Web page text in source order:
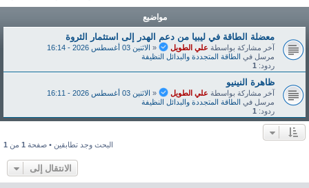
مواضيع
معضلة الطاقة في ليبيا من دعم الهدر إلى استثمار الثروة
آخر مشاركة بواسطة علي الطويل « الاثنين 03 أغسطس 2026 - 16:14
مرسل في الطاقة المتجددة والبدائل النظيفة
ردود: 1
ظاهرة النينيو
آخر مشاركة بواسطة علي الطويل « الاثنين 03 أغسطس 2026 - 16:11
مرسل في الطاقة المتجددة والبدائل النظيفة
ردود: 1
البحث وجد تطابقين • صفحة 1 من 1
الانتقال إلى